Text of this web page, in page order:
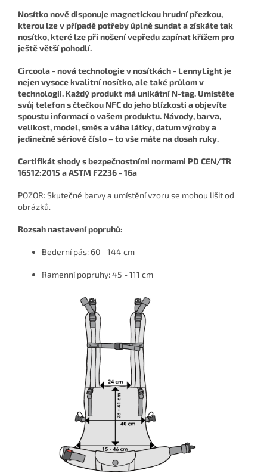
Nosítko nově disponuje magnetickou hrudní přezkou,
kterou lze v případě potřeby úplně sundat a získáte tak
nosítko, které lze při nošení vepředu zapínat křížem pro
ještě větší pohodlí.
Circoola - nová technologie v nosítkách - LennyLight je
nejen vysoce kvalitní nosítko, ale také průlom v
technologii. Každý produkt má unikátní N-tag. Umístěte
svůj telefon s čtečkou NFC do jeho blízkosti a objevíte
spoustu informací o vašem produktu. Návody, barva,
velikost, model, směs a váha látky, datum výroby a
jedinečné sériové číslo – to vše máte na dosah ruky.
Certifikát shody s bezpečnostními normami PD CEN/TR
16512:2015 a ASTM F2236 - 16a
POZOR: Skutečné barvy a umístění vzoru se mohou lišit od
obrázků.
Rozsah nastavení popruhů:
Bederní pás: 60 - 144 cm
Ramenní popruhy: 45 - 111 cm